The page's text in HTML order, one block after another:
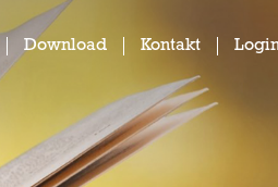
Download Kontakt